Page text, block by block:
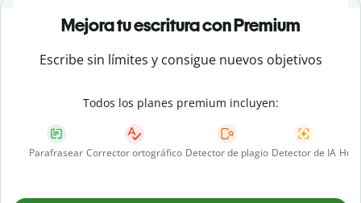
Mejora tu escritura con Premium
Escribe sin límites y consigue nuevos objetivos
Todos los planes premium incluyen:
Parafrasear Corrector ortográfico Detector de plagio Detector de IA